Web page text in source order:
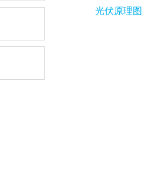
光伏原理图